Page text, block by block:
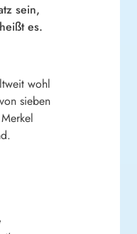
sein,
es.
wohl
sieben